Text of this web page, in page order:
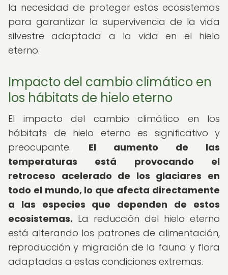
la necesidad de proteger estos ecosistemas
para garantizar la supervivencia de la vida
silvestre adaptada a la vida en el hielo
eterno.
Impacto del cambio climático en
los hábitats de hielo eterno
El impacto del cambio climático en los
hábitats de hielo eterno es significativo y
preocupante. El aumento de las
temperaturas está provocando el
retroceso acelerado de los glaciares en
todo el mundo, lo que afecta directamente
a las especies que dependen de estos
ecosistemas. La reducción del hielo eterno
está alterando los patrones de alimentación,
reproducción y migración de la fauna y flora
adaptadas a estas condiciones extremas.